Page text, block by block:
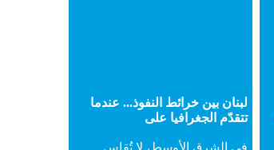
لبنان بين خرائط النفوذ... عندما
تتقدّم الجغرافيا على
في ​الشرق الأوسط​، لا تُقاس